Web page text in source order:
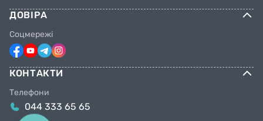
ДОВІРА
Соцмережі
КОНТАКТИ
Телефони
044 333 65 65